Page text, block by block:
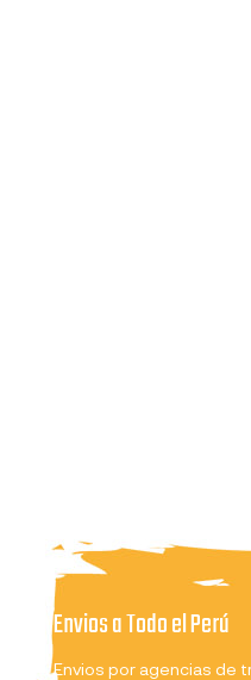
Envios a Todo el Perú
Envios por agencias de